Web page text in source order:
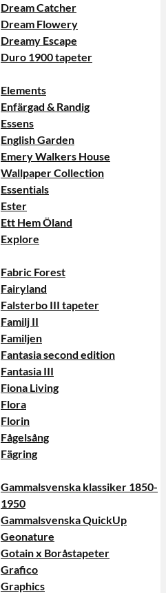
Dream Catcher
Dream Flowery
Dreamy Escape
Duro 1900 tapeter
Elements
Enfärgad & Randig
Essens
English Garden
Emery Walkers House
Wallpaper Collection
Essentials
Ester
Ett Hem Öland
Explore
Fabric Forest
Fairyland
Falsterbo III tapeter
Familj II
Familjen
Fantasia second edition
Fantasia III
Fiona Living
Flora
Florin
Fågelsång
Fägring
Gammalsvenska klassiker 1850-
1950
Gammalsvenska QuickUp
Geonature
Gotain x Boråstapeter
Grafico
Graphics